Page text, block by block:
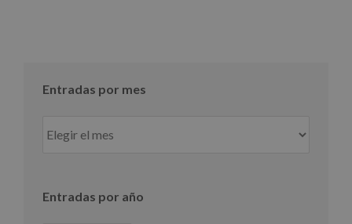
Entradas por mes
por
Entradas por año